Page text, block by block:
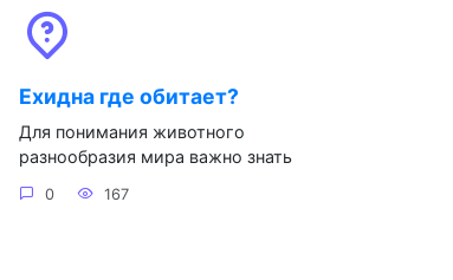
Ехидна где обитает?
Для понимания животного
разнообразия мира важно знать
0 167